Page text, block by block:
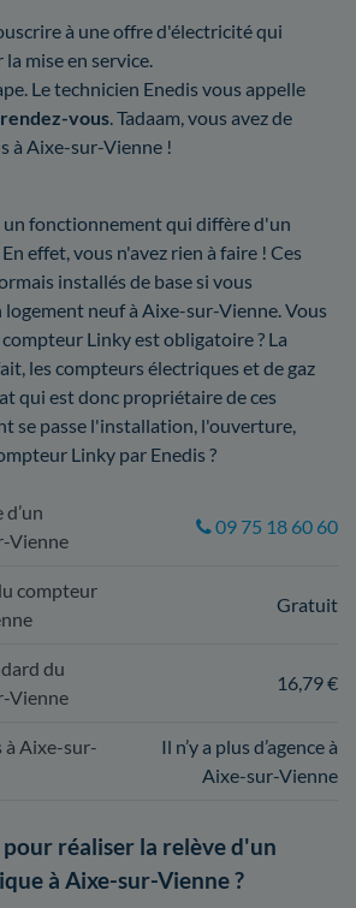
à une offre d'électricité qui
mise en service.
Le technicien Enedis vous appelle
vous. Tadaam, vous avez de
à Aixe-sur-Vienne !
un fonctionnement qui diffère d'un
effet, vous n'avez rien à faire ! Ces
installés de base si vous
logement neuf à Aixe-sur-Vienne. Vous
Linky est obligatoire ? La
les compteurs électriques et de gaz
qui est donc propriétaire de ces
se passe l'installation, l'ouverture,
Linky par Enedis ?
Vienne
09 75 18 60 60
compteur
Gratuit
du
Vienne
16,79 €
à Aixe-sur-
Il n’y a plus d’agence à
Aixe-sur-Vienne
réaliser la relève d'un
à Aixe-sur-Vienne ?